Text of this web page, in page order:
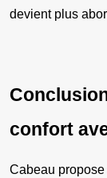
devient plus
confort
Cabeau